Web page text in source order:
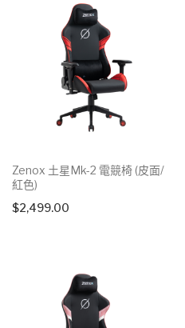
Zenox 土星Mk-2 電競椅 (皮面/
紅色)
$2,499.00